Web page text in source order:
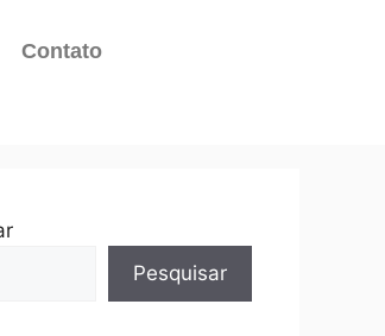
Contato
Pesquisar